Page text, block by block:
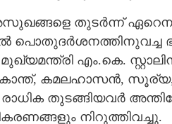
തുടർന്ന്
പൊതുദർശനത്തിനുവച്ച
എം.കെ.
കമലഹാസൻ,
തുടങ്ങിയവർ
നിറുത്തിവച്ചു.